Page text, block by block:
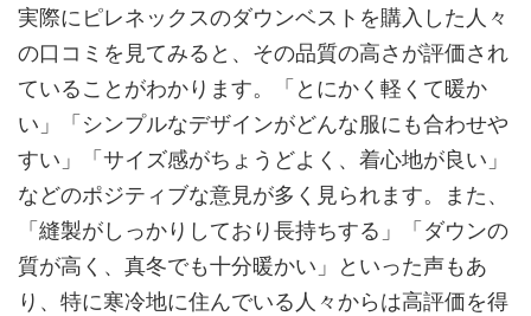
実際にピレネックスのダウンベストを購入した人々
の口コミを見てみると、その品質の高さが評価され
ていることがわかります。「とにかく軽くて暖か
い」「シンプルなデザインがどんな服にも合わせや
すい」「サイズ感がちょうどよく、着心地が良い」
などのポジティブな意見が多く見られます。また、
「縫製がしっかりしており長持ちする」「ダウンの
質が高く、真冬でも十分暖かい」といった声もあ
り、特に寒冷地に住んでいる人々からは高評価を得